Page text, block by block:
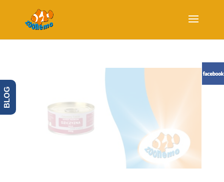
BLOG